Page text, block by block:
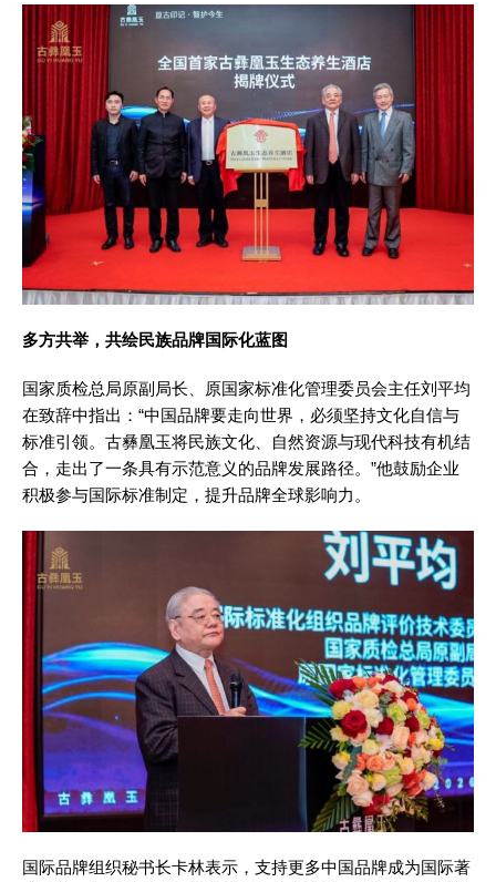
多方共举，共绘民族品牌国际化蓝图
国家质检总局原副局长、原国家标准化管理委员会主任刘平均
在致辞中指出：“中国品牌要走向世界，必须坚持文化自信与
标准引领。古彝凰玉将民族文化、自然资源与现代科技有机结
合，走出了一条具有示范意义的品牌发展路径。”他鼓励企业
积极参与国际标准制定，提升品牌全球影响力。
国际品牌组织秘书长卡林表示，支持更多中国品牌成为国际著